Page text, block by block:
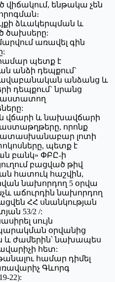
ենթակա չեն
ձևակերպման և
ծախսերը:
առավել գին
համար պետք է
անձի դեպքում`
անձանց և
դեպքում` նրանց
վճարի և նախավճարի
որոնք
լոտի
պետք է
բանկ» ՓԲԸ-ի
բացված թիվ
հատուկ հաշվին,
նախորդող 5 օրվա
աճուրդին նախորդող
ՀՀ սնանկության
53/2 /:
սույն
օրվանից
և ժամերին՝ նախապես
հետ:
համար դիմել
Գևորգ
22):